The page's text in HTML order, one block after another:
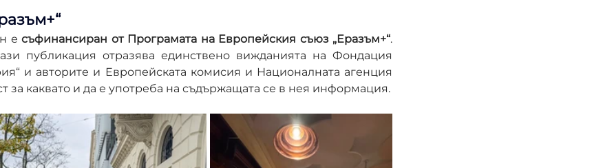
е съфинансиран от Програмата на Европейския съюз „Еразъм+“.
публикация отразява единствено вижданията на Фондация
и авторите и Европейската комисия и Националната агенция
за каквато и да е употреба на съдържащата се в нея информация.